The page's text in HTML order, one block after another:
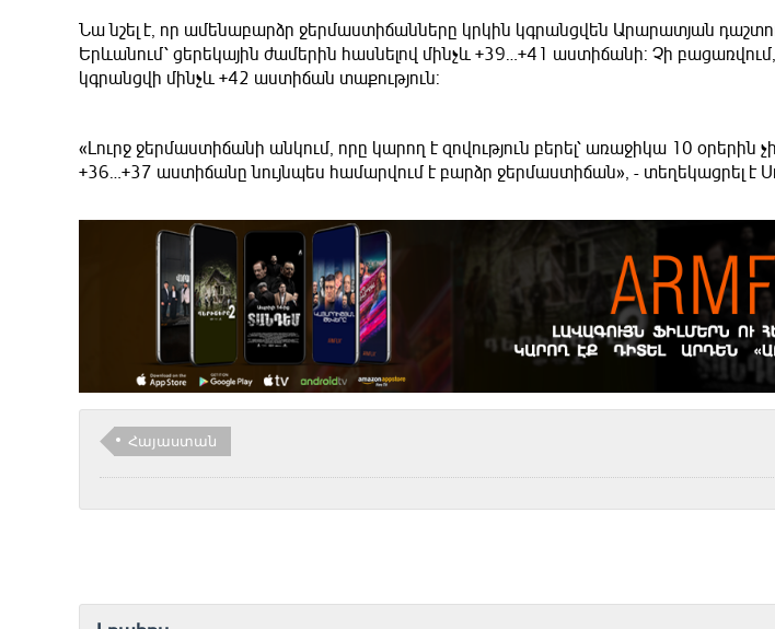
Նա նշել է, որ ամենաբարձր ջերմաստիճանները կրկին կգրանցվեն Արարատյան
Երևանում՝ ցերեկային ժամերին հասնելով մինչև +39…+41 աստիճանի: Չի
կգրանցվի մինչև +42 աստիճան տաքություն:
«Լուրջ ջերմաստիճանի անկում, որը կարող է զովություն բերել՝ առաջիկա 10
+36…+37 աստիճանը նույնպես համարվում է բարձր ջերմաստիճան», - տեղեկացրել է
Հայաստան